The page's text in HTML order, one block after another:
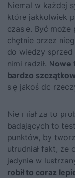
Niemal w każdej
które jakkolwiek
czasie. Być może
chętnie przez
do wiedzy sprzed
nimi radził. Nowe
bardzo
się jakoś do
Nie miał za to
badających to
punktów, by
utrudniał fakt, że
jedynie w
robił to coraz